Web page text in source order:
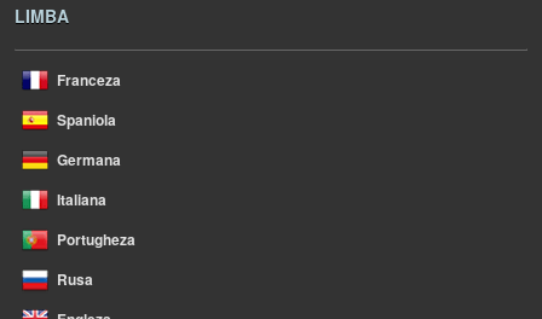
LIMBA
Franceza
Spaniola
Germana
Italiana
Portugheza
Rusa